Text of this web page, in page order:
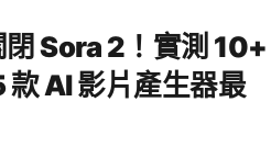
Sora 2！實測 10+
款 AI 影片產生器最